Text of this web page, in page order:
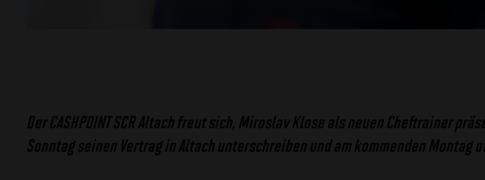
Der CASHPOINT SCR Altach freut sich, Miroslav Klose als neuen Cheftrainer
Sonntag seinen Vertrag in Altach unterschreiben und am kommenden Montag